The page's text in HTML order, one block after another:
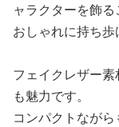
ャラクターを飾
おしゃれに持ち歩
フェイクレザー
も魅力です。
コンパクトなが